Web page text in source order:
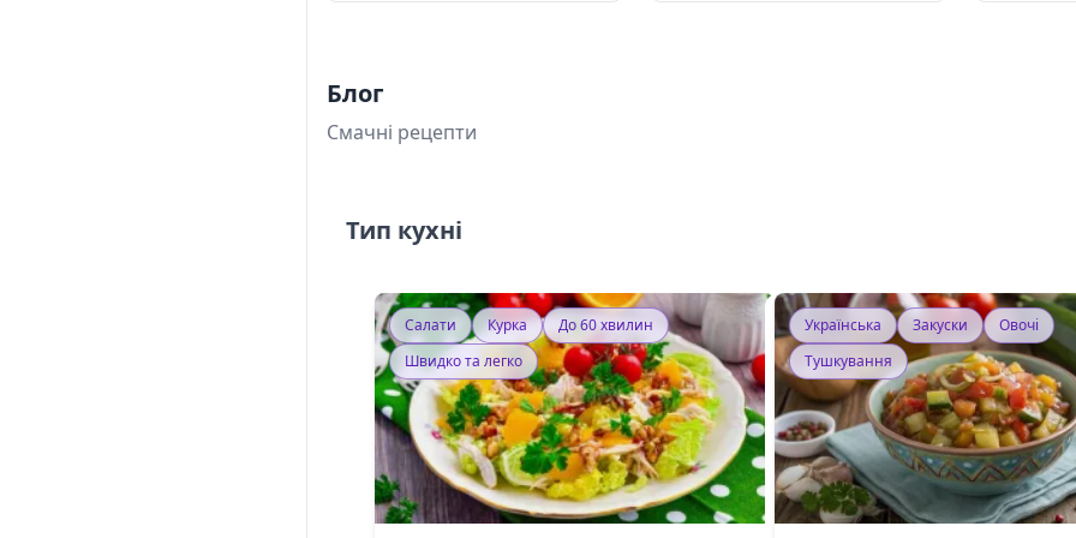
Блог
Смачні рецепти
Тип кухні
Салати Курка
До 60 хвилин
Швидко та легко
Українська Закуски
Овочі
Тушкування